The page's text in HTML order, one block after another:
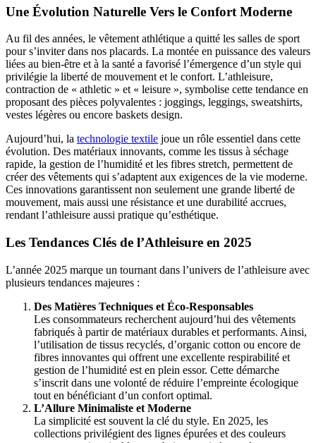
Une Évolution Naturelle Vers le Confort Moderne
Au fil des années, le vêtement athlétique a quitté les salles de sport
pour s’inviter dans nos placards. La montée en puissance des valeurs
liées au bien-être et à la santé a favorisé l’émergence d’un style qui
privilégie la liberté de mouvement et le confort. L’athleisure,
contraction de « athletic » et « leisure », symbolise cette tendance en
proposant des pièces polyvalentes : joggings, leggings, sweatshirts,
vestes légères ou encore baskets design.
Aujourd’hui, la technologie textile joue un rôle essentiel dans cette
évolution. Des matériaux innovants, comme les tissus à séchage
rapide, la gestion de l’humidité et les fibres stretch, permettent de
créer des vêtements qui s’adaptent aux exigences de la vie moderne.
Ces innovations garantissent non seulement une grande liberté de
mouvement, mais aussi une résistance et une durabilité accrues,
rendant l’athleisure aussi pratique qu’esthétique.
Les Tendances Clés de l’Athleisure en 2025
L’année 2025 marque un tournant dans l’univers de l’athleisure avec
plusieurs tendances majeures :
Des Matières Techniques et Éco-Responsables
Les consommateurs recherchent aujourd’hui des vêtements
fabriqués à partir de matériaux durables et performants. Ainsi,
l’utilisation de tissus recyclés, d’organic cotton ou encore de
fibres innovantes qui offrent une excellente respirabilité et
gestion de l’humidité est en plein essor. Cette démarche
s’inscrit dans une volonté de réduire l’empreinte écologique
tout en bénéficiant d’un confort optimal.
L’Allure Minimaliste et Moderne
La simplicité est souvent la clé du style. En 2025, les
collections privilégient des lignes épurées et des couleurs